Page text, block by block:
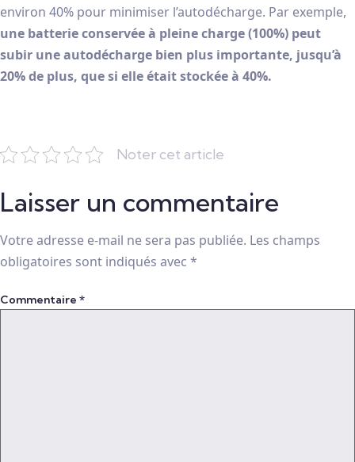
environ 40% pour minimiser l’autodécharge. Par exemple,
une batterie conservée à pleine charge (100%) peut
subir une autodécharge bien plus importante, jusqu’à
20% de plus, que si elle était stockée à 40%.
Noter cet article
Laisser un commentaire
Votre adresse e-mail ne sera pas publiée. Les champs
obligatoires sont indiqués avec *
Commentaire *